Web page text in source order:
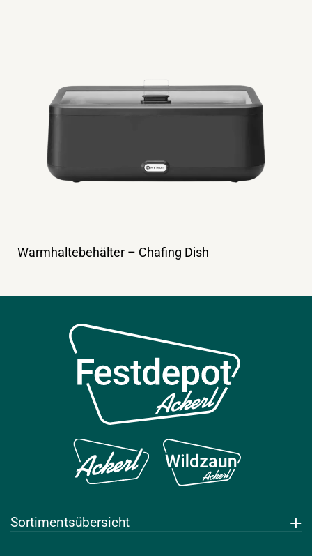
Warmhaltebehälter – Chafing Dish
Sortimentsübersicht